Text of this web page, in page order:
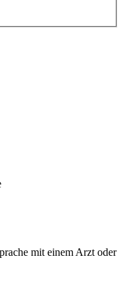
mit einem Arzt oder